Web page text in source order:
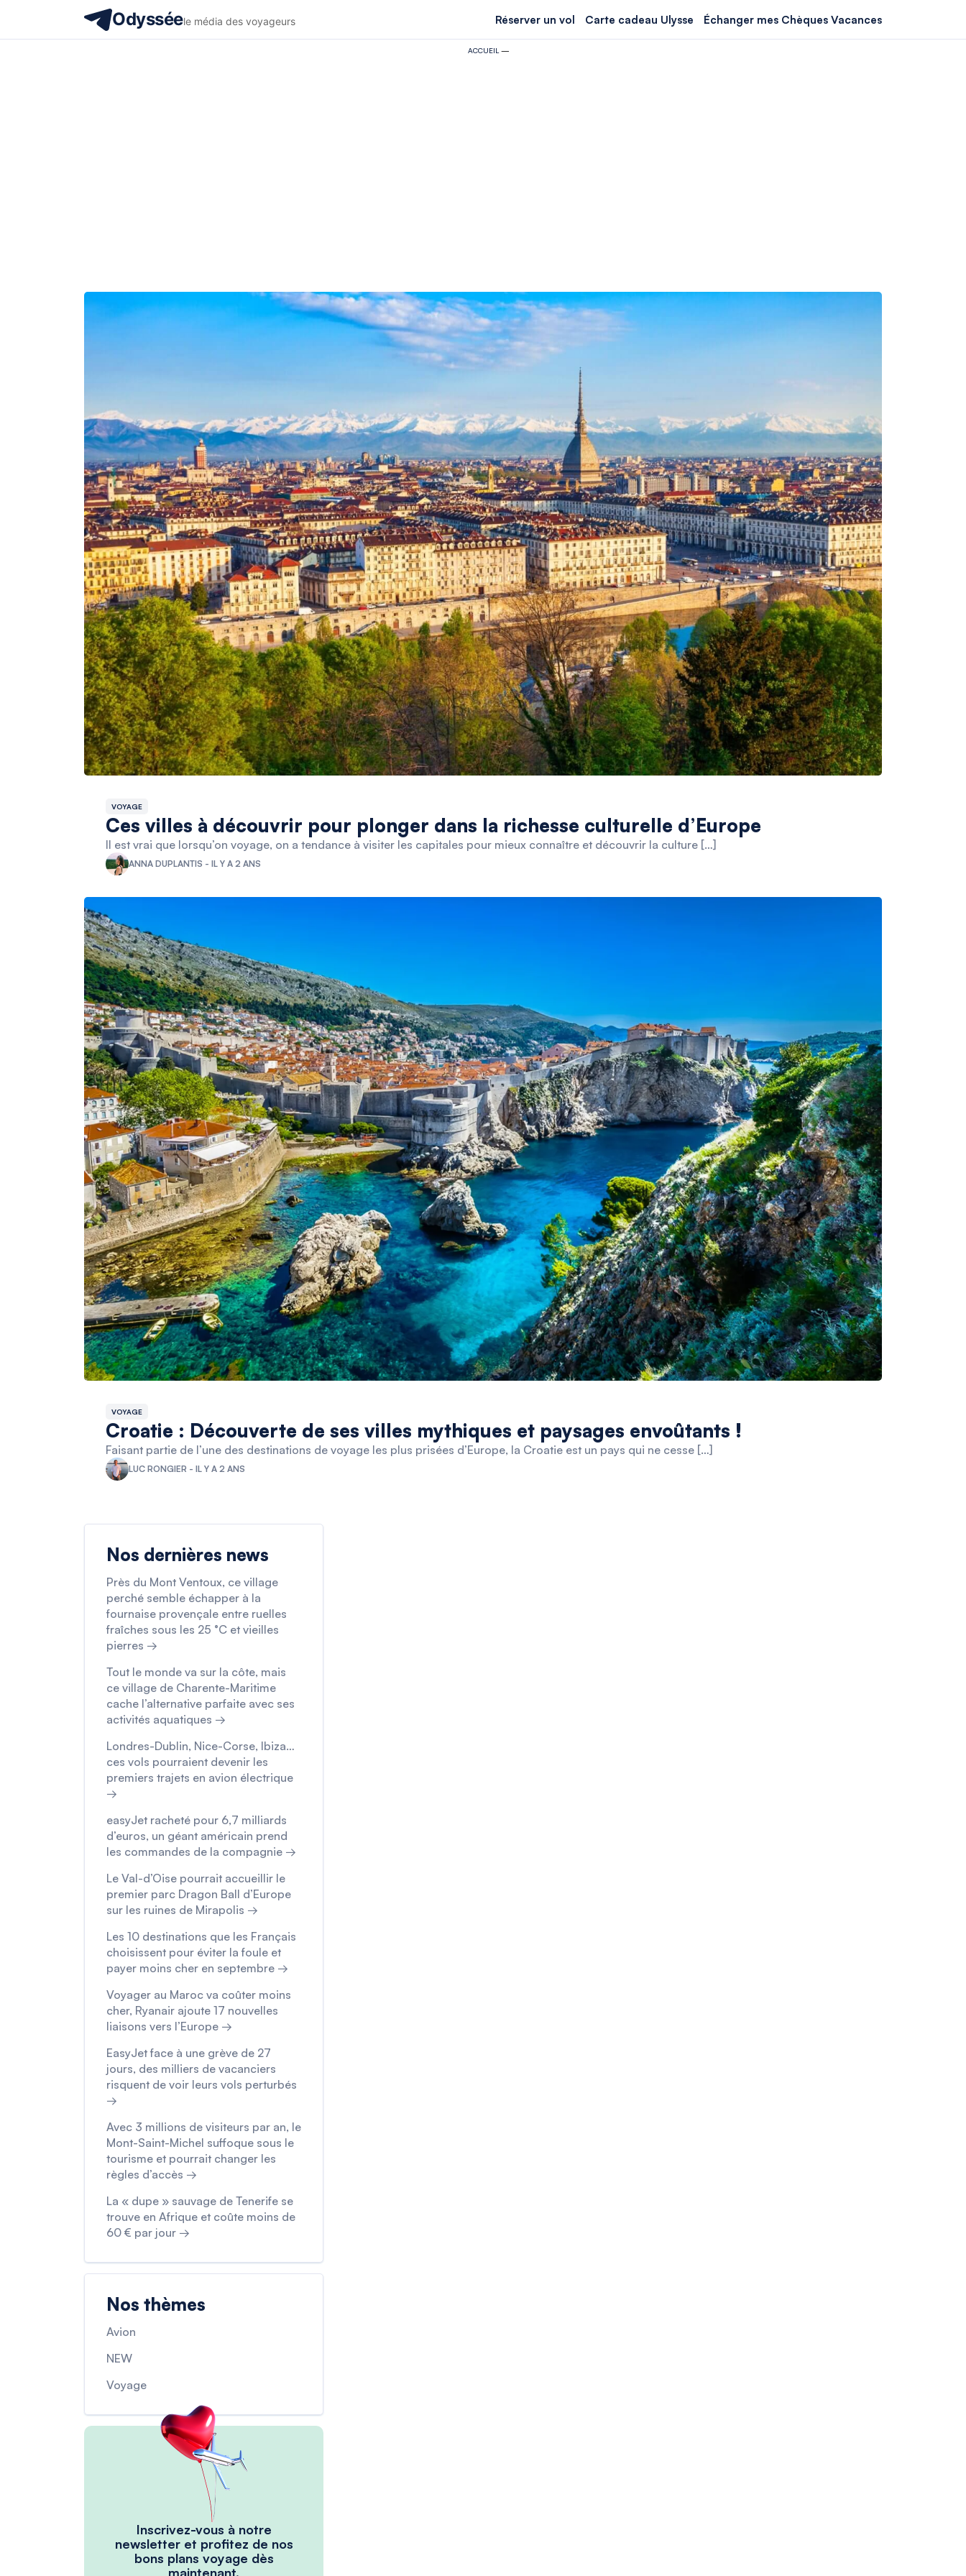
Odysséele média des voyageurs Réserver un vol Carte cadeau Ulysse Échanger mes Chèques Vacances
ACCUEIL —
VOYAGE
Ces villes à découvrir pour plonger dans la richesse culturelle d’Europe
Il est vrai que lorsqu’on voyage, on a tendance à visiter les capitales pour mieux connaître et découvrir la culture […]
ANNA DUPLANTIS - IL Y A 2 ANS
VOYAGE
Croatie : Découverte de ses villes mythiques et paysages envoûtants !
Faisant partie de l’une des destinations de voyage les plus prisées d’Europe, la Croatie est un pays qui ne cesse […]
LUC RONGIER - IL Y A 2 ANS
Nos dernières news
Près du Mont Ventoux, ce village
perché semble échapper à la
fournaise provençale entre ruelles
fraîches sous les 25 °C et vieilles
pierres →
Tout le monde va sur la côte, mais
ce village de Charente-Maritime
cache l’alternative parfaite avec ses
activités aquatiques →
Londres-Dublin, Nice-Corse, Ibiza…
ces vols pourraient devenir les
premiers trajets en avion électrique
→
easyJet racheté pour 6,7 milliards
d’euros, un géant américain prend
les commandes de la compagnie →
Le Val-d’Oise pourrait accueillir le
premier parc Dragon Ball d’Europe
sur les ruines de Mirapolis →
Les 10 destinations que les Français
choisissent pour éviter la foule et
payer moins cher en septembre →
Voyager au Maroc va coûter moins
cher, Ryanair ajoute 17 nouvelles
liaisons vers l’Europe →
EasyJet face à une grève de 27
jours, des milliers de vacanciers
risquent de voir leurs vols perturbés
→
Avec 3 millions de visiteurs par an, le
Mont-Saint-Michel suffoque sous le
tourisme et pourrait changer les
règles d’accès →
La « dupe » sauvage de Tenerife se
trouve en Afrique et coûte moins de
60 € par jour →
Nos thèmes
Avion
NEW
Voyage
Inscrivez-vous à notre
newsletter et profitez de nos
bons plans voyage dès
maintenant.